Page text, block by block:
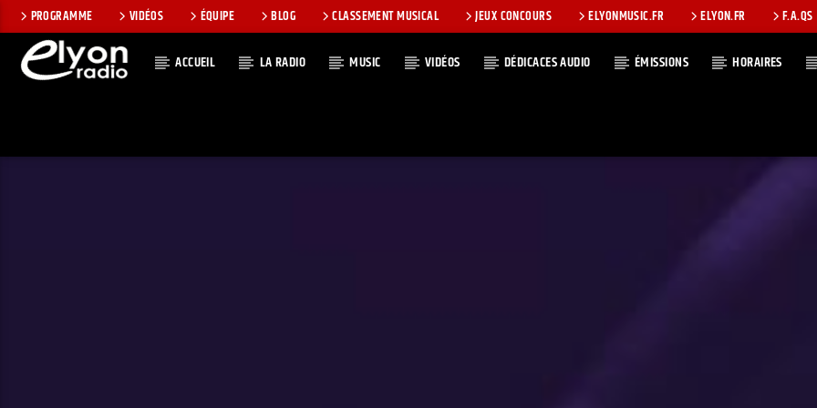
PROGRAMME VIDÉOS ÉQUIPE BLOG CLASSEMENT MUSICAL JEUX CONCOURS ELYONMUSIC.FR ELYON.FR F.A.QS
ACCUEIL LA RADIO MUSIC VIDÉOS DÉDICACES AUDIO ÉMISSIONS HORAIRES